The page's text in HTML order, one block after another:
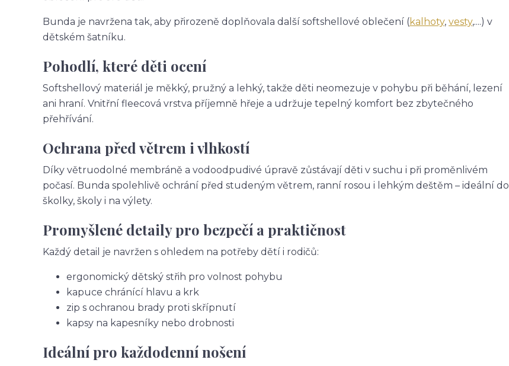
Bunda je navržena tak, aby přirozeně doplňovala další softshellové oblečení (kalhoty, vesty,....) v
dětském šatníku.
Pohodlí, které děti ocení
Softshellový materiál je měkký, pružný a lehký, takže děti neomezuje v pohybu při běhání, lezení
ani hraní. Vnitřní fleecová vrstva příjemně hřeje a udržuje tepelný komfort bez zbytečného
přehřívání.
Ochrana před větrem i vlhkostí
Díky větruodolné membráně a vodoodpudivé úpravě zůstávají děti v suchu i při proměnlivém
počasí. Bunda spolehlivě ochrání před studeným větrem, ranní rosou i lehkým deštěm – ideální do
školky, školy i na výlety.
Promyšlené detaily pro bezpečí a praktičnost
Každý detail je navržen s ohledem na potřeby dětí i rodičů:
ergonomický dětský střih pro volnost pohybu
kapuce chránící hlavu a krk
zip s ochranou brady proti skřípnutí
kapsy na kapesníky nebo drobnosti
Ideální pro každodenní nošení